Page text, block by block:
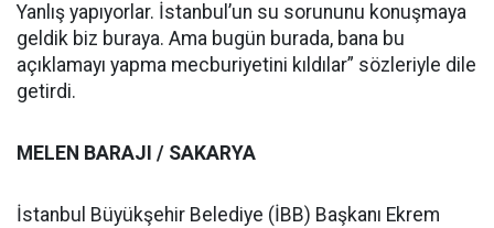
Yanlış yapıyorlar. İstanbul’un su sorununu konuşmaya
geldik biz buraya. Ama bugün burada, bana bu
açıklamayı yapma mecburiyetini kıldılar” sözleriyle dile
getirdi.
MELEN BARAJI / SAKARYA
İstanbul Büyükşehir Belediye (İBB) Başkanı Ekrem